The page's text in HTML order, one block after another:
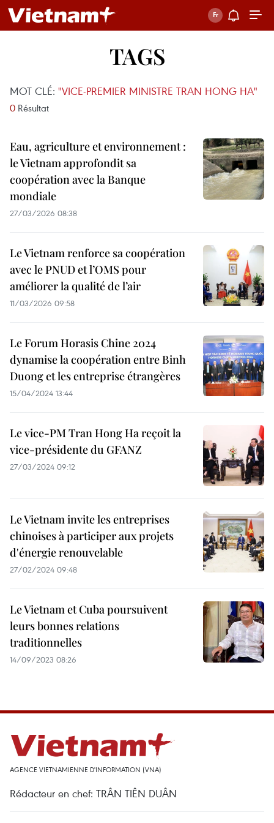
TAGS
MOT CLÉ: "VICE-PREMIER MINISTRE TRAN HONG HA"
0 Résultat
Eau, agriculture et environnement :
le Vietnam approfondit sa
coopération avec la Banque
mondiale
27/03/2026 08:38
Le Vietnam renforce sa coopération
avec le PNUD et l’OMS pour
améliorer la qualité de l’air
11/03/2026 09:58
Le Forum Horasis Chine 2024
dynamise la coopération entre Binh
Duong et les entreprise étrangères
15/04/2024 13:44
Le vice-PM Tran Hong Ha reçoit la
vice-présidente du GFANZ
27/03/2024 09:12
Le Vietnam invite les entreprises
chinoises à participer aux projets
d'énergie renouvelable
27/02/2024 09:48
Le Vietnam et Cuba poursuivent
leurs bonnes relations
traditionnelles
14/09/2023 08:26
AGENCE VIETNAMIENNE D'INFORMATION (VNA)
Rédacteur en chef: TRÂN TIÊN DUÂN